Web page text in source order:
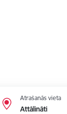
Atrašanās vieta
Attālināti